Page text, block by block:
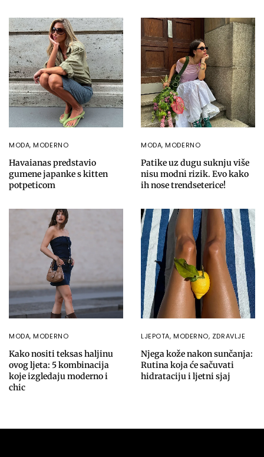
MODA,MODERNO
Havaianas predstavio
gumene japanke s kitten
potpeticom
MODA,MODERNO
Patike uz dugu suknju više
nisu modni rizik. Evo kako
ih nose trendseterice!
MODA,MODERNO
Kako nositi teksas haljinu
ovog ljeta: 5 kombinacija
koje izgledaju moderno i
chic
LJEPOTA, MODERNO, ZDRAVLJE
Njega kože nakon sunčanja:
Rutina koja će sačuvati
hidrataciju i ljetni sjaj